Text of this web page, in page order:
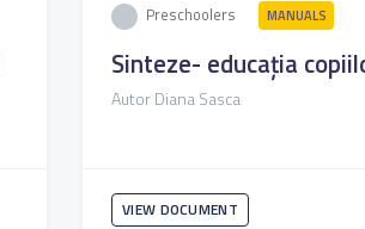
Preschoolers MANUALS
Sinteze- educația
Autor Diana Sasca
VIEW DOCUMENT